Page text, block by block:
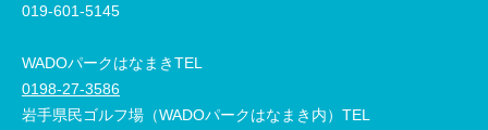
019-601-5145
WADOパークはなまきTEL
0198-27-3586
岩手県民ゴルフ場（WADOパークはなまき内）TEL